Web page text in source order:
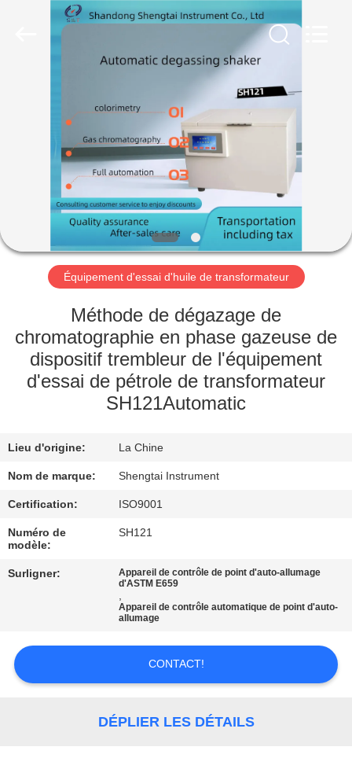
PRODUITS
SUJET
DE
NOUS
D'USINE
CONTRÔLE
CONTACTEZ-
NOUS
PLAN
DU
Équipement d'essai d'huile de transformateur
Méthode de dégazage de
chromatographie en phase gazeuse de
dispositif trembleur de l'équipement
d'essai de pétrole de transformateur
SH121Automatic
Lieu d'origine: La Chine
Nom de marque: Shengtai Instrument
Certification: ISO9001
Numéro de
modèle:
SH121
Surligner:
Appareil de contrôle de point d'auto-allumage
d'ASTM E659
,
Appareil de contrôle automatique de point d'auto-
allumage
CONTACT!
DÉPLIER LES DÉTAILS